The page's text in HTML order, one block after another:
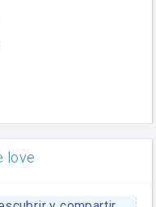
love